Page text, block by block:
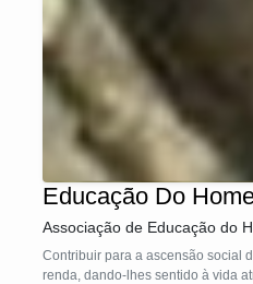
Educação Do
Associação de Educação do
Contribuir para a ascensão social
renda, dando-lhes sentido à vida